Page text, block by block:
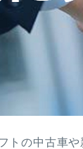
トの中古車